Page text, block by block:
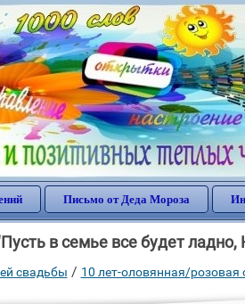
Письмо от Деда Мороза
в семье все будет
свадьбы / 10 лет-оловянная/розовая